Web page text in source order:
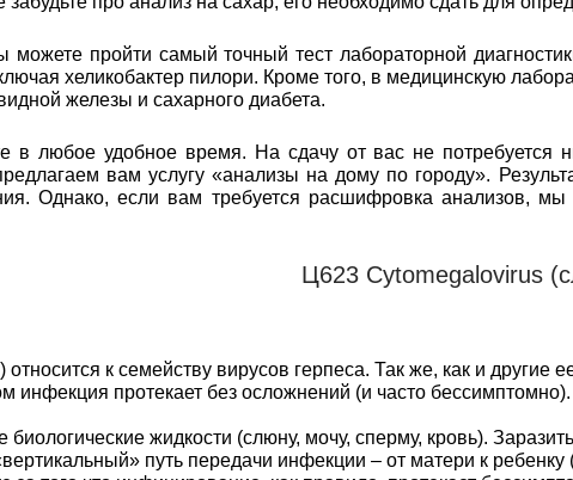
пройти самый точный тест лабораторной
хеликобактер пилори. Кроме того, в медицинскую
железы и сахарного диабета.
в любое удобное время. На сдачу от вас не потребуется
вам услугу «анализы на дому по городу».
Однако, если вам требуется расшифровка анализов,
Ц623 Cуtomegalovirus
к семейству вирусов герпеса. Так же, как и
инфекция протекает без осложнений (и часто
жидкости (слюну, мочу, сперму, кровь).
путь передачи инфекции – от матери к